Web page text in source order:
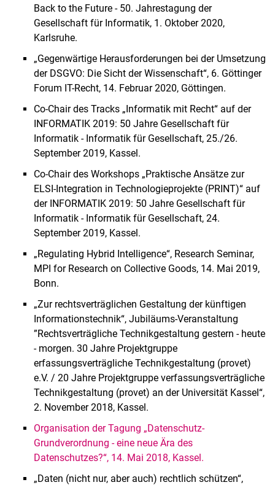
Back to the Future - 50. Jahrestagung der
Gesellschaft für Informatik, 1. Oktober 2020,
Karlsruhe.
„Gegenwärtige Herausforderungen bei der Umsetzung
der DSGVO: Die Sicht der Wissenschaft“, 6. Göttinger
Forum IT-Recht, 14. Februar 2020, Göttingen.
Co-Chair des Tracks „Informatik mit Recht“ auf der
INFORMATIK 2019: 50 Jahre Gesellschaft für
Informatik - Informatik für Gesellschaft, 25./26.
September 2019, Kassel.
Co-Chair des Workshops „Praktische Ansätze zur
ELSI-Integration in Technologieprojekte (PRINT)“ auf
der INFORMATIK 2019: 50 Jahre Gesellschaft für
Informatik - Informatik für Gesellschaft, 24.
September 2019, Kassel.
„Regulating Hybrid Intelligence“, Research Seminar,
MPI for Research on Collective Goods, 14. Mai 2019,
Bonn.
„Zur rechtsverträglichen Gestaltung der künftigen
Informationstechnik“, Jubiläums-Veranstaltung
”Rechtsverträgliche Technikgestaltung gestern - heute
- morgen. 30 Jahre Projektgruppe
erfassungsverträgliche Technikgestaltung (provet)
e.V. / 20 Jahre Projektgruppe verfassungsverträgliche
Technikgestaltung (provet) an der Universität Kassel“,
2. November 2018, Kassel.
Organisation der Tagung „Datenschutz-
Grundverordnung - eine neue Ära des
Datenschutzes?“, 14. Mai 2018, Kassel.
„Daten (nicht nur, aber auch) rechtlich schützen“,